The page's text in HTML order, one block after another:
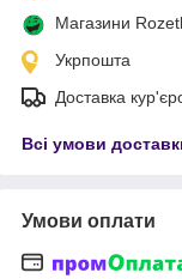
Магазини
Укрпошта
Доставка
Всі умови
Умови оплати